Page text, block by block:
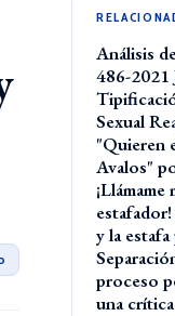
Análisis
486-2021
Sexual
"Quieren
Avalos"
y la
proceso
una